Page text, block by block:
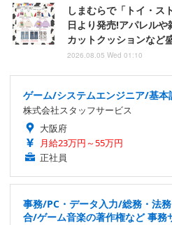
しまむらで「トイ・ス
日より発売!アパレル
カットクッションなど
2026.08.05 Wed 01:10
ゲーム/システムエンジニア/基
株式会社スタッフサービス
大阪府
月給23万円～55万円
正社員
事務/PC・データ入力/総務・法
合/ゲーム音楽の著作権など 事務